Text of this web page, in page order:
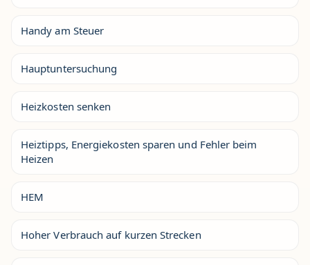
Handy am Steuer
Hauptuntersuchung
Heizkosten senken
Heiztipps, Energiekosten sparen und Fehler beim
Heizen
HEM
Hoher Verbrauch auf kurzen Strecken